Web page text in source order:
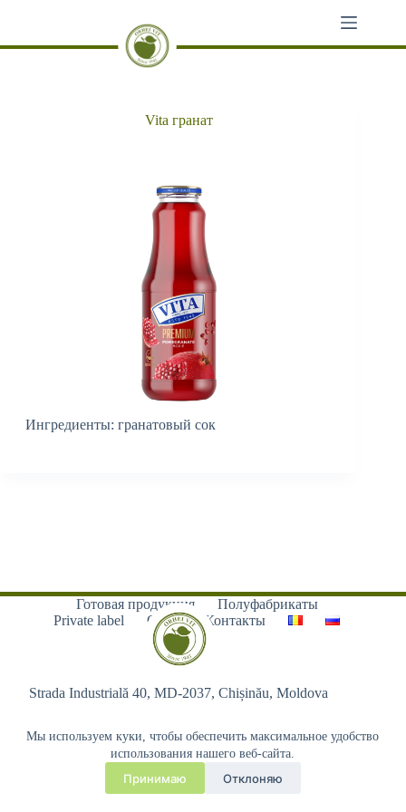
Мы используем куки, чтобы обеспечить максимальное удобство
использования нашего веб-сайта.
Принимаю Отклоняю
Vita гранат
Ингредиенты: гранатовый сок
Готовая продукция
Полуфабрикаты
Private label
О нас Контакты
Strada Industrială 40, MD-2037, Chișinău, Moldova